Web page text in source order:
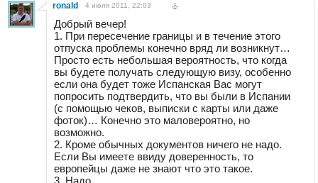
ronald 4 июля 2011, 22:03
Добрый вечер!
1. При пересечение границы и в течение этого
отпуска проблемы конечно вряд ли возникнут…
Просто есть небольшая вероятность, что когда
вы будете получать следующую визу, особенно
если она будет тоже Испанская Вас могут
попросить подтвердить, что вы были в Испании
(с помощью чеков, выписки с карты или даже
фоток)… Конечно это маловероятно, но
возможно.
2. Кроме обычных документов ничего не надо.
Если Вы имеете ввиду доверенность, то
европейцы даже не знают что это такое.
3. Надо.